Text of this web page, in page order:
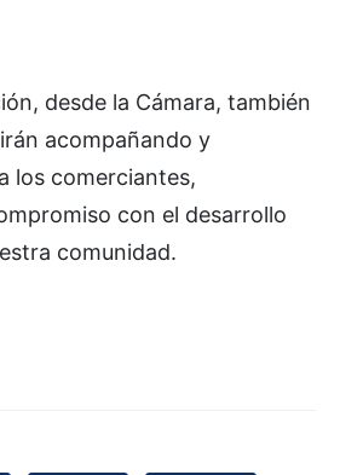
desde la Cámara, también
acompañando y
los comerciantes,
con el desarrollo
comunidad.